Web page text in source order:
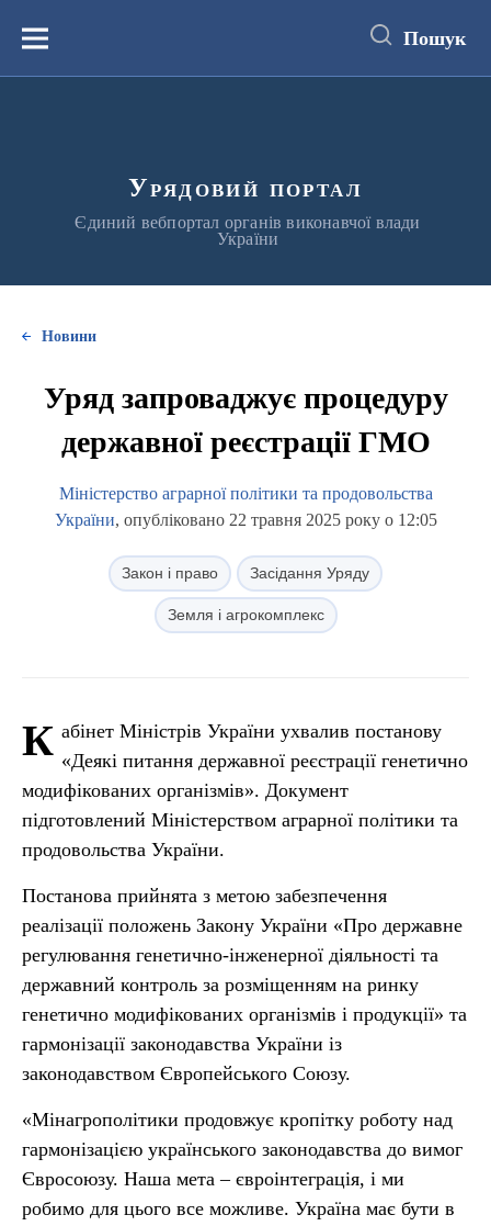
вмістуМеню Пошук
Урядовий портал
Єдиний вебпортал органів виконавчої влади
України
Новини
Уряд запроваджує процедуру
державної реєстрації ГМО
Міністерство аграрної політики та продовольства
України, опубліковано 22 травня 2025 року о 12:05
Закон і право Засідання Уряду
Земля і агрокомплекс
К абінет Міністрів України ухвалив постанову
«Деякі питання державної реєстрації генетично
модифікованих організмів». Документ
підготовлений Міністерством аграрної політики та
продовольства України.
Постанова прийнята з метою забезпечення
реалізації положень Закону України «Про державне
регулювання генетично-інженерної діяльності та
державний контроль за розміщенням на ринку
генетично модифікованих організмів i продукції» та
гармонізації законодавства України із
законодавством Європейського Союзу.
«Мінагрополітики продовжує кропітку роботу над
гармонізацією українського законодавства до вимог
Євросоюзу. Наша мета – євроінтеграція, і ми
робимо для цього все можливе. Україна має бути в